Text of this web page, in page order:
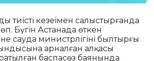
тиісті кезеңімен салыстырғанда
Бүгін Астанада өткен
сауда министрлігінің былтырғы
арналған алқасы
баспасөз баянында